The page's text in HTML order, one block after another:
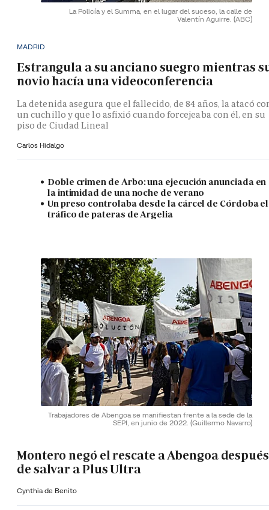
La Policía y el Summa, en el lugar del suceso, la calle de
Valentín Aguirre. (ABC)
MADRID
Estrangula a su anciano suegro mientras
novio hacía una videoconferencia
La detenida asegura que el fallecido, de 84 años, la atacó
un cuchillo y que lo asfixió cuando forcejeaba con él, en su
piso de Ciudad Lineal
Carlos Hidalgo
Doble crimen de Arbo: una ejecución anunciada en
la intimidad de una noche de verano
Un preso controlaba desde la cárcel de Córdoba el
tráfico de pateras de Argelia
Trabajadores de Abengoa se manifiestan frente a la sede de la
SEPI, en junio de 2022. (Guillermo Navarro)
Montero negó el rescate a Abengoa después
de salvar a Plus Ultra
Cynthia de Benito